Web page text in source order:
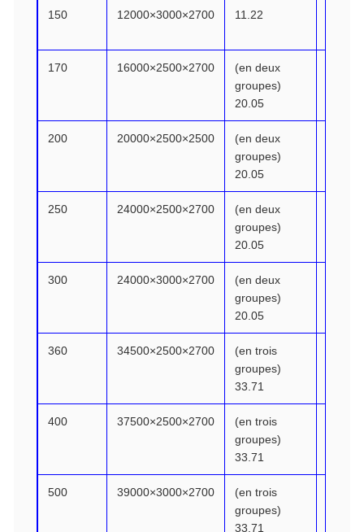
150 12000×3000×2700 11.22
170 16000×2500×2700
(en deux
groupes)
20.05
200 20000×2500×2500
(en deux
groupes)
20.05
250 24000×2500×2700
(en deux
groupes)
20.05
300 24000×3000×2700
(en deux
groupes)
20.05
360 34500×2500×2700
(en trois
groupes)
33.71
400 37500×2500×2700
(en trois
groupes)
33.71
500 39000×3000×2700
(en trois
groupes)
33.71